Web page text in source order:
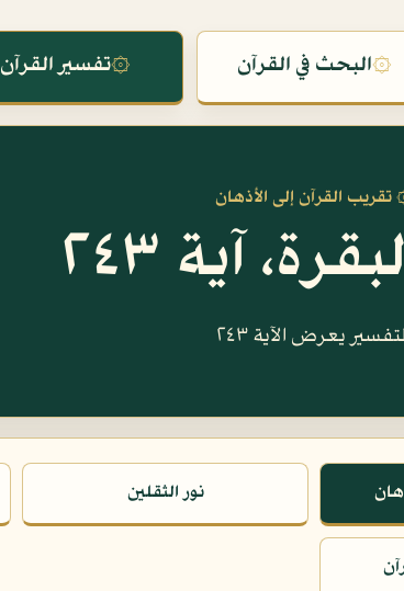
۞البحث في القرآن ۞تفسير القرآن
تقريب القرآن إلى الأذهان
آية ٢٤٣
يعرض الآية ٢٤٣
نور الثقلين